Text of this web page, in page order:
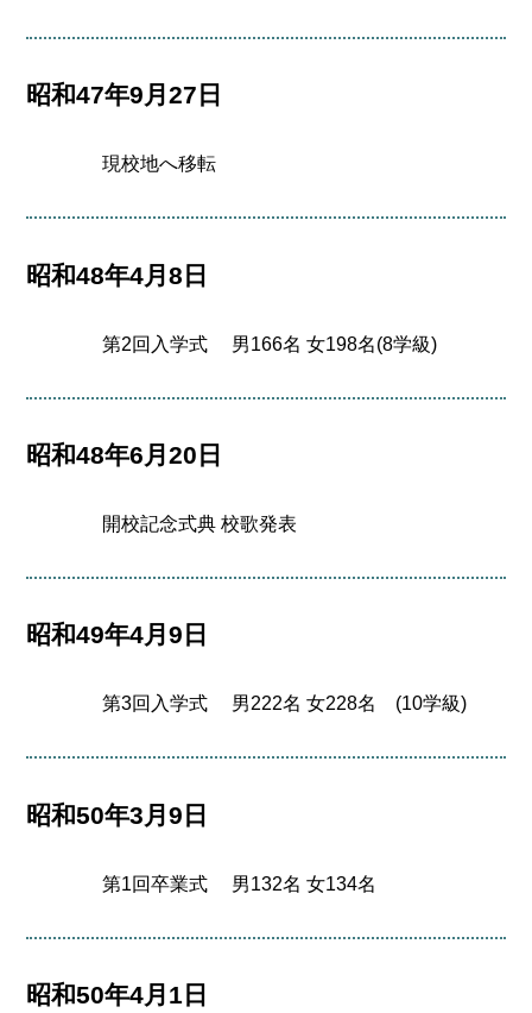
昭和47年9月27日
現校地へ移転
昭和48年4月8日
第2回入学式 男166名 女198名(8学級)
昭和48年6月20日
開校記念式典 校歌発表
昭和49年4月9日
第3回入学式 男222名 女228名 (10学級)
昭和50年3月9日
第1回卒業式 男132名 女134名
昭和50年4月1日